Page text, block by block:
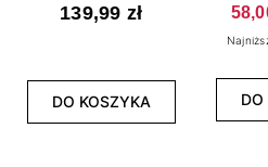
139,99 zł
DO KOSZYKA DO